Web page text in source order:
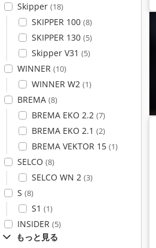
Skipper (18)
SKIPPER 100 (8)
SKIPPER 130 (5)
Skipper V31 (5)
WINNER (10)
WINNER W2 (1)
BREMA (8)
BREMA EKO 2.2 (7)
BREMA EKO 2.1 (2)
BREMA VEKTOR 15 (1)
SELCO (8)
SELCO WN 2 (3)
S (8)
S1 (1)
INSIDER (5)
もっと見る